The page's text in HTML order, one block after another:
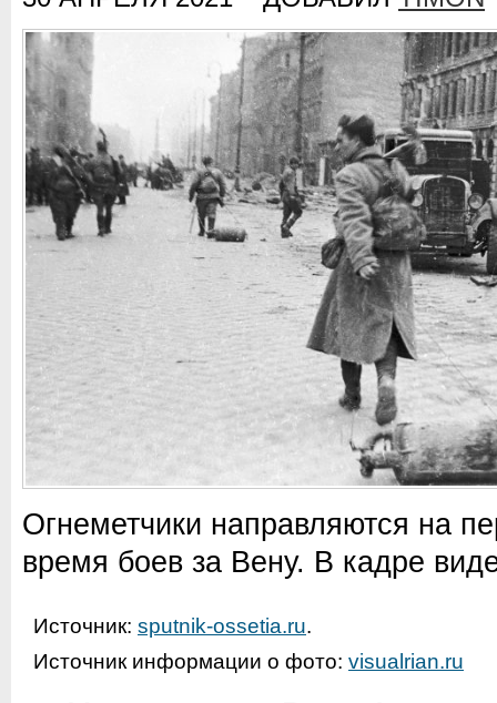
Огнеметчики направляются на
время боев за Вену. В кадре
Источник: sputnik-ossetia.ru.
Источник информации о фото: visualrian.ru